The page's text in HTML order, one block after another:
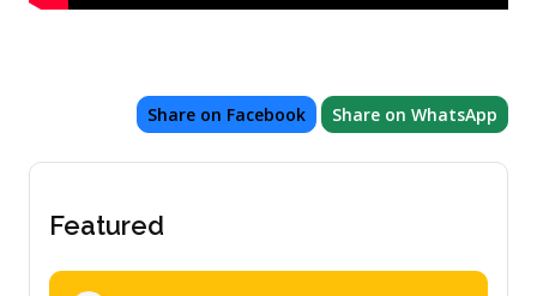
Share on Facebook Share on WhatsApp
Featured